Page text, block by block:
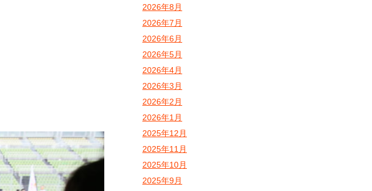
2026年8月
2026年7月
2026年6月
2026年5月
2026年4月
2026年3月
2026年2月
2026年1月
2025年12月
2025年11月
2025年10月
2025年9月